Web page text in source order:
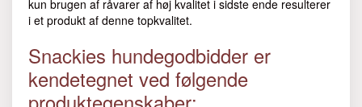
kun brugen af råvarer af høj kvalitet i sidste ende resulterer
i et produkt af denne topkvalitet.
Snackies hundegodbidder er
kendetegnet ved følgende